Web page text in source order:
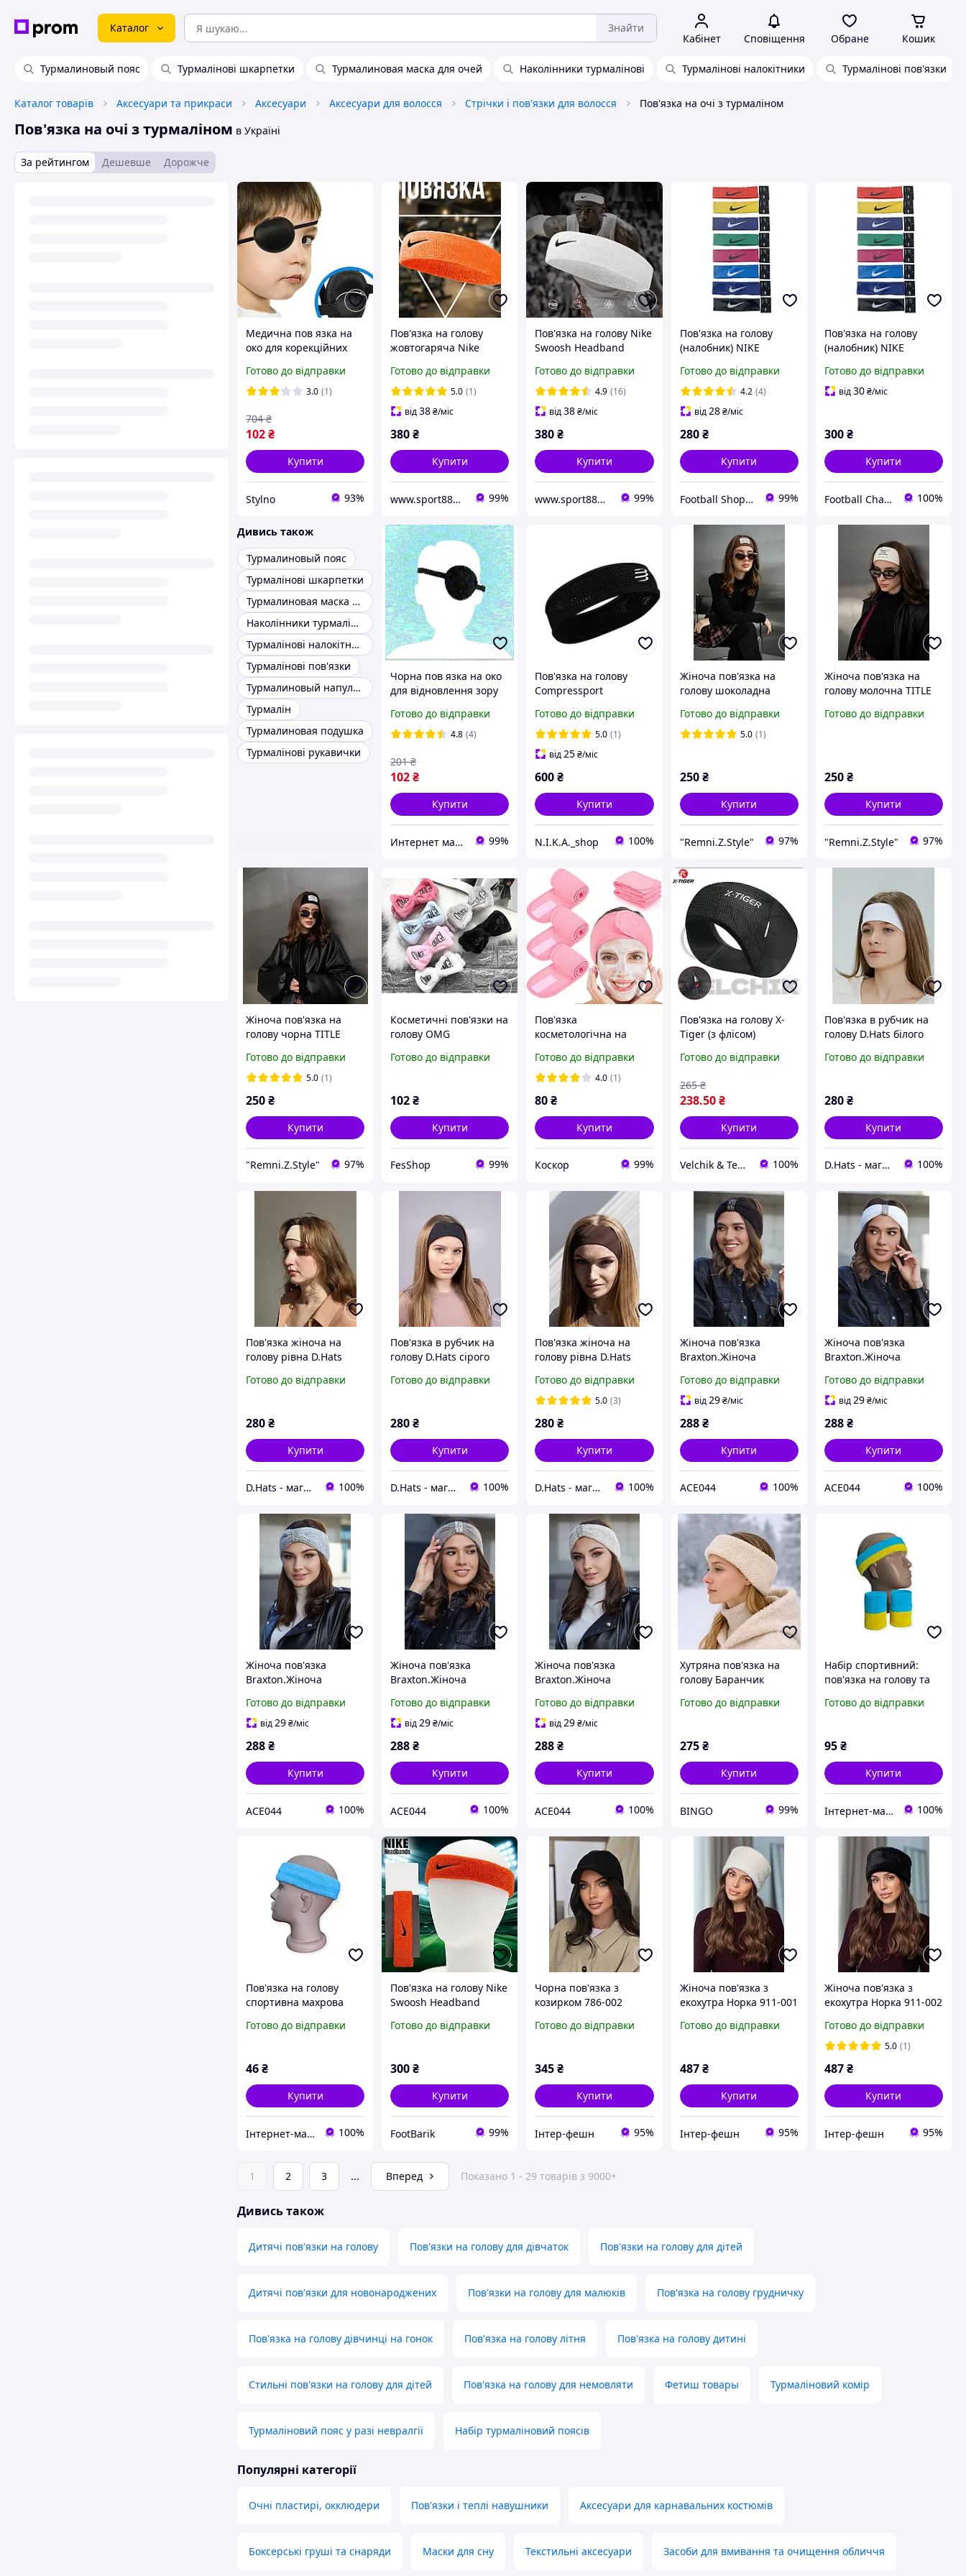
Каталог Знайти
Кабінет Сповіщення Обране Кошик
Турмалиновый пояс Турмалінові шкарпетки Турмалиновая маска для очей Наколінники турмалінові Турмалінові налокітники Турмалінові пов'язки
Каталог товарів Аксесуари та прикраси Аксесуари Аксесуари для волосся Стрічки і пов'язки для волосся Пов'язка на очі з турмаліном
Пов'язка на очі з турмаліном в Україні
За рейтингом Дешевше Дорожче
Медична пов язка на
око для корекційних
Універсальна пов язка
для сну чорна
Готово до відправки
3.0 (1)
102₴
704 ₴
Купити
Stylno 93%
Пов'язка на голову
жовтогаряча Nike
спортивна
Готово до відправки
5.0 (1)
від38₴/міс
380₴
Купити
www.sport888.in.ua 99%
Пов'язка на голову Nike
Swoosh Headband
Готово до відправки
4.9 (16)
від38₴/міс
380₴
Купити
www.sport888.in.ua 99%
Пов'язка на голову
(налобник) NIKE
Готово до відправки
4.2 (4)
від28 ₴/міс
280 ₴
Купити
Football Shopping 99%
Пов'язка на голову
(налобник) NIKE
Готово до відправки
від30₴/міс
300₴
Купити
Football Champion 100%
Дивись також
Турмалиновый пояс
Турмалінові шкарпетки
Турмалиновая маска для очей
Наколінники турмалінові
Турмалінові налокітники
Турмалінові пов'язки
Турмалиновый напульсник
Турмалін
Турмалиновая подушка
Турмалінові рукавички
Чорна пов язка на око
для відновлення зору
язка-маска зручна у
використанні
Готово до відправки
4.8 (4)
102₴
201 ₴
Купити
Интернет магазин GoGoShop 99%
Пов'язка на голову
Compressport
Готово до відправки
5.0 (1)
від25₴/міс
600₴
Купити
N.I.K.A._shop 100%
Жіноча пов'язка на
голову шоколадна
Готово до відправки
5.0 (1)
250 ₴
Купити
"Remni.Z.Style" 97%
Жіноча пов'язка на
голову молочна TITLE
Готово до відправки
250₴
Купити
"Remni.Z.Style" 97%
Жіноча пов'язка на
голову чорна TITLE
Готово до відправки
5.0 (1)
250₴
Купити
"Remni.Z.Style" 97%
Косметичні пов'язки на
голову OMG
Готово до відправки
102₴
Купити
FesShop 99%
Пов'язка
косметологічна на
Готово до відправки
4.0 (1)
80₴
Купити
Коскор 99%
Пов'язка на голову X-
Tiger (з флісом)
Готово до відправки
238.50 ₴
265 ₴
Купити
Velchik & Teanin 100%
Пов'язка в рубчик на
голову D.Hats білого
Готово до відправки
280₴
Купити
D.Hats - магазин жіночих головних уборів 100%
Пов'язка жіноча на
голову рівна D.Hats
Готово до відправки
280₴
Купити
D.Hats - магазин жіночих головних уборів 100%
Пов'язка в рубчик на
голову D.Hats сірого
Готово до відправки
280₴
Купити
D.Hats - магазин жіночих головних уборів 100%
Пов'язка жіноча на
голову рівна D.Hats
Готово до відправки
5.0 (3)
280₴
Купити
D.Hats - магазин жіночих головних уборів 100%
Жіноча пов'язка
Braxton.Жіноча
голову
Готово до відправки
від29 ₴/міс
288 ₴
Купити
ACE044 100%
Жіноча пов'язка
Braxton.Жіноча
голову
Готово до відправки
від29₴/міс
288₴
Купити
ACE044 100%
Жіноча пов'язка
Braxton.Жіноча
голову
Готово до відправки
від29₴/міс
288₴
Купити
ACE044 100%
Жіноча пов'язка
Braxton.Жіноча
голову
Готово до відправки
від29₴/міс
288₴
Купити
ACE044 100%
Жіноча пов'язка
Braxton.Жіноча
голову
Готово до відправки
від29₴/міс
288₴
Купити
ACE044 100%
Хутряна пов'язка на
голову Баранчик
Готово до відправки
275 ₴
Купити
BINGO 99%
Набір спортивний:
пов'язка на голову та
блакитний
Готово до відправки
95₴
Купити
Інтернет-магазин "ШАНС" 100%
Пов'язка на голову
спортивна махрова
Готово до відправки
46₴
Купити
Інтернет-магазин "ШАНС" 100%
Пов'язка на голову Nike
Swoosh Headband
(N.NN.07.816.OS)
тенісу
Готово до відправки
300₴
Купити
FootBarik 99%
Чорна пов'язка з
козирком 786-002
Готово до відправки
345₴
Купити
Інтер-фешн 95%
Жіноча пов'язка з
екохутра Норка 911-001
Готово до відправки
487 ₴
Купити
Інтер-фешн 95%
Жіноча пов'язка з
екохутра Норка 911-002
Готово до відправки
5.0 (1)
487₴
Купити
Інтер-фешн 95%
1 2 3 ... Вперед Показано 1 - 29 товарів з 9000+
Дивись також
Дитячі пов'язки на голову Пов'язки на голову для дівчаток Пов'язки на голову для дітей
Дитячі пов'язки для новонароджених Пов'язки на голову для малюків Пов'язка на голову грудничку
Пов'язка на голову дівчинці на гонок Пов'язка на голову літня Пов'язка на голову дитині
Стильні пов'язки на голову для дітей Пов'язка на голову для немовляти Фетиш товары Турмаліновий комір
Турмаліновий пояс у разі невралгії Набір турмаліновий поясів
Популярні категорії
Очні пластирі, окклюдери Пов'язки і теплі навушники Аксесуари для карнавальних костюмів
Боксерські груші та снаряди Маски для сну Текстильні аксесуари Засоби для вмивання та очищення обличчя